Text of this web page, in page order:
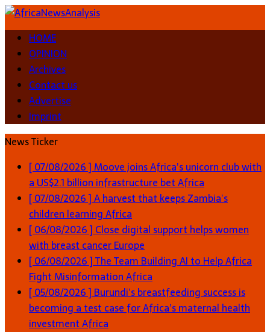
HOME
OPINION
Archives
Contact us
Advertise
Imprint
News Ticker
[ 07/08/2026 ]Moove joins Africa’s unicorn club with
a US$2.1 billion infrastructure betAfrica
[ 07/08/2026 ]A harvest that keeps Zambia’s
children learningAfrica
[ 06/08/2026 ] Close digital support helps women
with breast cancerEurope
[ 06/08/2026 ]The Team Building AI to Help Africa
Fight MisinformationAfrica
[ 05/08/2026 ] Burundi’s breastfeeding success is
becoming a test case for Africa’s maternal health
investmentAfrica